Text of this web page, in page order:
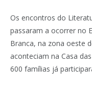
Os encontros do
passaram a ocorrer no
Branca, na zona oeste
aconteciam na Casa
600 famílias já